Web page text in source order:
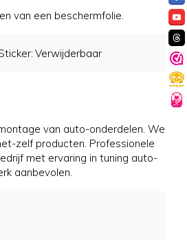
van een beschermfolie.
Verwijderbaar
van auto-onderdelen. We
zelf producten. Professionele
met ervaring in tuning auto-
aanbevolen.